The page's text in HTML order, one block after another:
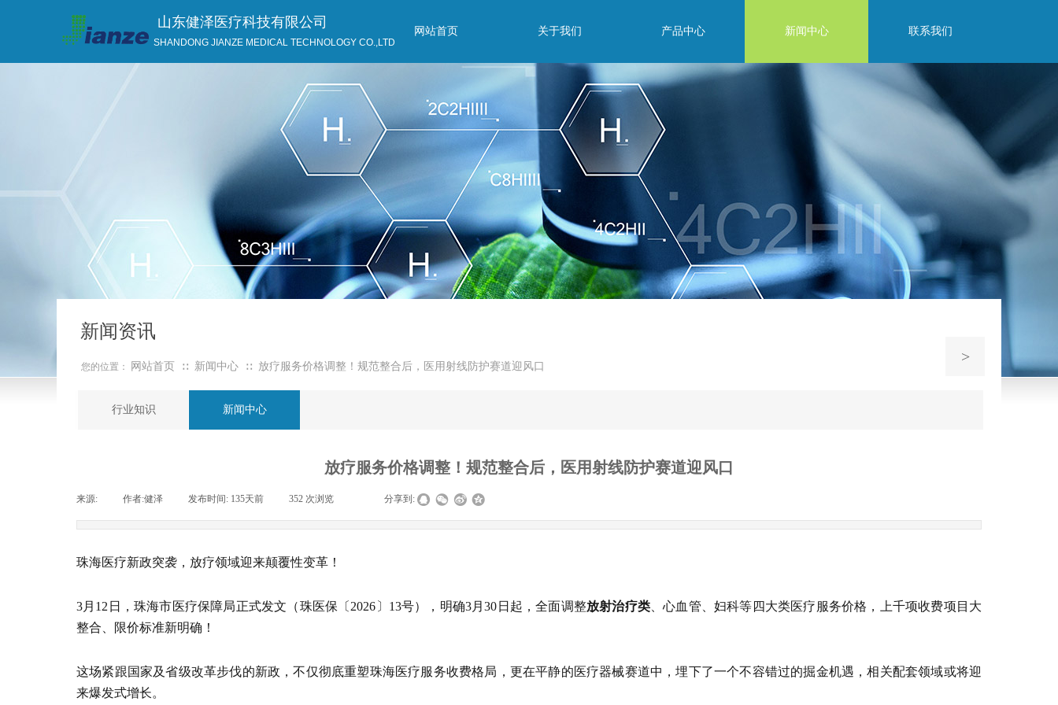
网站首页 关于我们 产品中心 新闻中心 联系我们
SHANDONG JIANZE MEDICAL TECHNOLOGY CO.,LTD
山东健泽医疗科技有限公司
新闻资讯
>
网站首页 ∷ 新闻中心 ∷ 放疗服务价格调整！规范整合后，医用射线防护赛道迎风口
您的位置：
行业知识 新闻中心
放疗服务价格调整！规范整合后，医用射线防护赛道迎风口
来源: 作者:健泽 发布时间: 135天前 352 次浏览 分享到:
珠海医疗新政突袭，放疗领域迎来颠覆性变革！
3月12日，珠海市医疗保障局正式发文（珠医保〔2026〕13号），明确3月30日起，全面调整放射治疗类 、心血管、妇科等四大类医疗服务价格，上千项收费项目大
整合、限价标准新明确！
这场紧跟国家及省级改革步伐的新政，不仅彻底重塑珠海医疗服务收费格局，更在平静的医疗器械赛道中，埋下了一个不容错过的掘金机遇，相关配套领域或将迎
来爆发式增长。